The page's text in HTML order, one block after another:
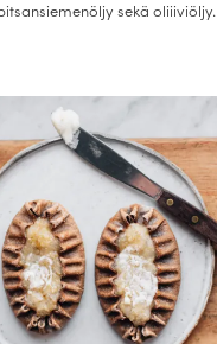
sekä oliiiviöljy.